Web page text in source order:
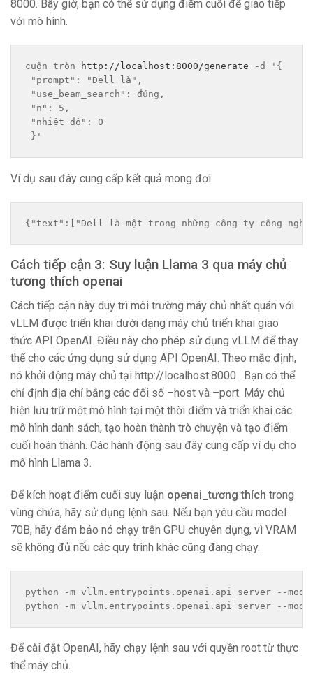
8000. Bây giờ, bạn có thể sử dụng điểm cuối để giao tiếp
với mô hình.
cuộn tròn http://localhost:8000/generate -d '{
"prompt": "Dell là",
"use_beam_search": đúng,
"n": 5,
"nhiệt độ": 0
}'
Ví dụ sau đây cung cấp kết quả mong đợi.
{"text":["Dell là một trong những công ty công
Cách tiếp cận 3: Suy luận Llama 3 qua máy chủ
tương thích openai
Cách tiếp cận này duy trì môi trường máy chủ nhất quán với
vLLM được triển khai dưới dạng máy chủ triển khai giao
thức API OpenAI. Điều này cho phép sử dụng vLLM để thay
thế cho các ứng dụng sử dụng API OpenAI. Theo mặc định,
nó khởi động máy chủ tại http://localhost:8000 . Bạn có thể
chỉ định địa chỉ bằng các đối số –host và –port. Máy chủ
hiện lưu trữ một mô hình tại một thời điểm và triển khai các
mô hình danh sách, tạo hoàn thành trò chuyện và tạo điểm
cuối hoàn thành. Các hành động sau đây cung cấp ví dụ cho
mô hình Llama 3.
Để kích hoạt điểm cuối suy luận openai_tương thích trong
vùng chứa, hãy sử dụng lệnh sau. Nếu bạn yêu cầu model
70B, hãy đảm bảo nó chạy trên GPU chuyên dụng, vì VRAM
sẽ không đủ nếu các quy trình khác cũng đang chạy.
python -m vllm.entrypoints.openai.api_server --
python -m vllm.entrypoints.openai.api_server --
Để cài đặt OpenAI, hãy chạy lệnh sau với quyền root từ thực
thể máy chủ.